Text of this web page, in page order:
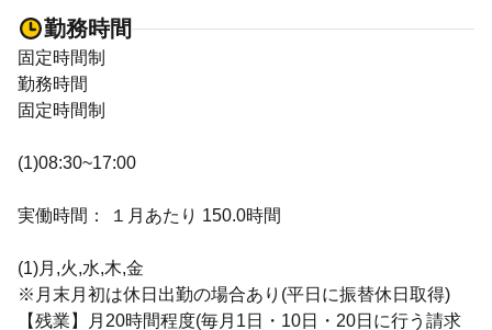
勤務時間
固定時間制
勤務時間
固定時間制
(1)08:30~17:00
実働時間： １月あたり 150.0時間
(1)月,火,水,木,金
※月末月初は休日出勤の場合あり(平日に振替休日取得)
【残業】月20時間程度(毎月1日・10日・20日に行う請求